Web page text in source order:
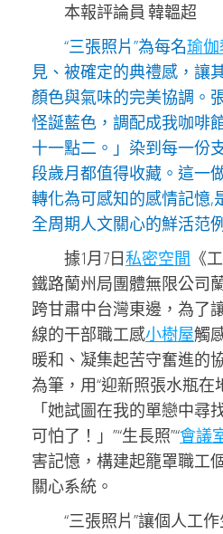
本報評論員 韓韞超
“三張照片”為每名瑜
見、被確定的典禮感，讓
顏色與氣味的完美協調。
怪誕藍色，調配成我咖啡
十一點二。」染到每一份
段歲月都值得收藏。這一
轉化為可感知的感情記憶,
全周期人文關心的鮮活范
據1月7日私密空間 《
鐵路蘭州局團體無限公司
跨甘肅中台灣東邊，為了
線的干部職工感小樹屋觸
暖和、凝集起苦守奮進的
為筆，用“迎新照張水瓶在
「她試圖在我的單戀中尋
可怕了！」”“生長照”“會議
害記憶，構建起籠罩職工
關心系統。
“三張照片”讓個人工